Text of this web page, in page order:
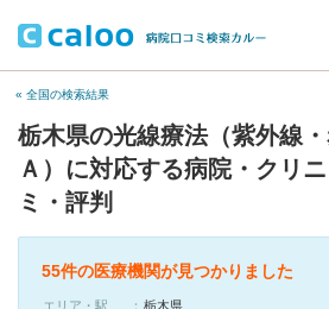
« 全国の検索結果
栃木県の光線療法（紫外線
Ａ）に対応する病院・クリ
ミ・評判
55件の医療機関が見つかりました
エリア・駅
栃木県